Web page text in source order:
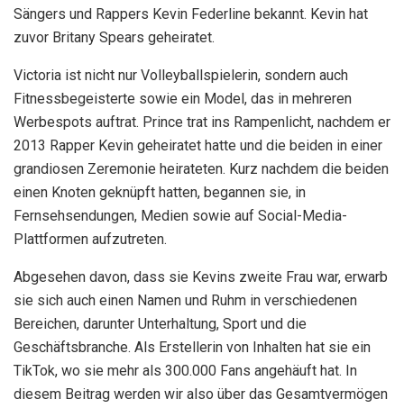
Sängers und Rappers Kevin Federline bekannt. Kevin hat
zuvor Britany Spears geheiratet.
Victoria ist nicht nur Volleyballspielerin, sondern auch
Fitnessbegeisterte sowie ein Model, das in mehreren
Werbespots auftrat. Prince trat ins Rampenlicht, nachdem er
2013 Rapper Kevin geheiratet hatte und die beiden in einer
grandiosen Zeremonie heirateten. Kurz nachdem die beiden
einen Knoten geknüpft hatten, begannen sie, in
Fernsehsendungen, Medien sowie auf Social-Media-
Plattformen aufzutreten.
Abgesehen davon, dass sie Kevins zweite Frau war, erwarb
sie sich auch einen Namen und Ruhm in verschiedenen
Bereichen, darunter Unterhaltung, Sport und die
Geschäftsbranche. Als Erstellerin von Inhalten hat sie ein
TikTok, wo sie mehr als 300.000 Fans angehäuft hat. In
diesem Beitrag werden wir also über das Gesamtvermögen